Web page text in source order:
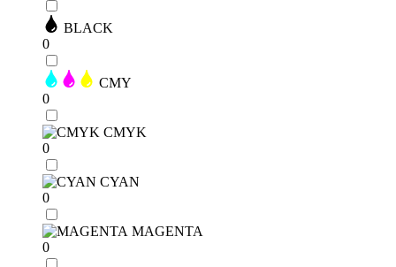
BLACK
0
CMY
0
CMYK
0
CYAN
0
MAGENTA
0